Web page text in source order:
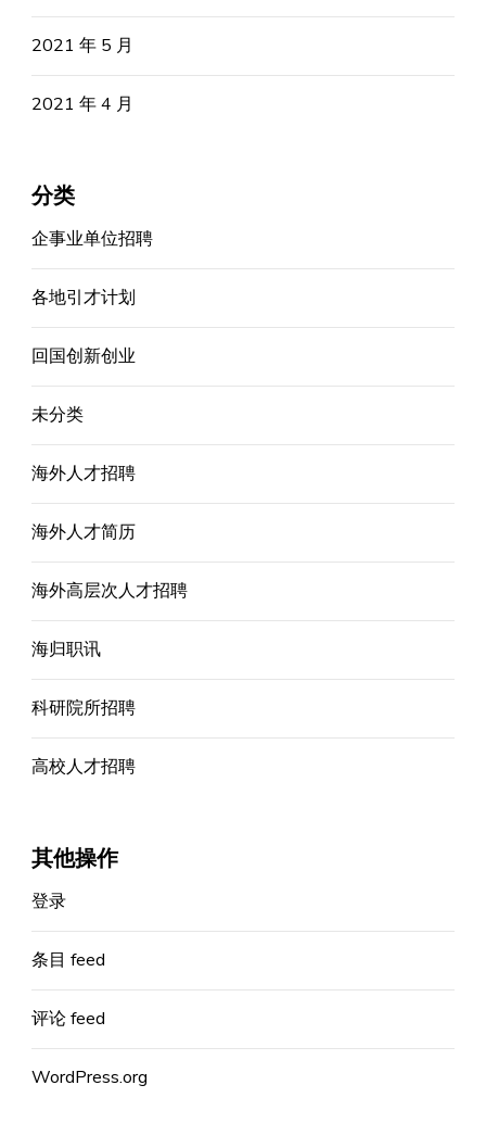
2021 年 5 月
2021 年 4 月
分类
企事业单位招聘
各地引才计划
回国创新创业
未分类
海外人才招聘
海外人才简历
海外高层次人才招聘
海归职讯
科研院所招聘
高校人才招聘
其他操作
登录
条目 feed
评论 feed
WordPress.org